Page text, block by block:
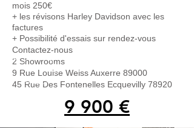
mois 250€
+ les révisons Harley Davidson avec les
factures
+ Possibilité d'essais sur rendez-vous
Contactez-nous
2 Showrooms
9 Rue Louise Weiss Auxerre 89000
45 Rue Des Fontenelles Ecquevilly 78920
9 900 €